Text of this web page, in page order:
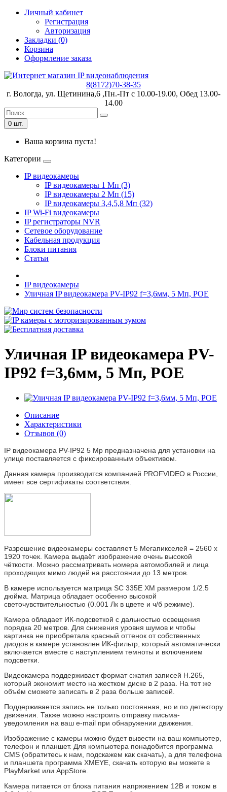
Личный кабинет
Регистрация
Авторизация
Закладки (0)
Корзина
Оформление заказа
8(8172)70-38-35
г. Вологда, ул. Щетинина,6 ,Пн.-Пт с 10.00-19.00, Обед 13.00-
14.00
0 шт.
Ваша корзина пуста!
Категории
IP видеокамеры
IP видеокамеры 1 Мп (3)
IP видеокамеры 2 Мп (15)
IP видеокамеры 3,4,5,8 Мп (32)
IP Wi-Fi видеокамеры
IP регистраторы NVR
Сетевое оборудование
Кабельная продукция
Блоки питания
Статьи
IP видеокамеры
Уличная IP видеокамера PV-IP92 f=3,6мм, 5 Мп, POE
Уличная IP видеокамера PV-
IP92 f=3,6мм, 5 Мп, POE
Описание
Характеристики
Отзывов (0)
IP видеокамера PV-IP92 5 Mp предназначена для установки на
улице поставляется с фиксированным объективом.
Данная камера производится компанией PROFVIDEO в России,
имеет все сертификаты соответствия.
Разрешение видеокамеры составляет 5 Мегапикселей = 2560 х
1920 точек. Камера выдаёт изображение очень высокой
чёткости. Можно рассматривать номера автомобилей и лица
проходящих мимо людей на расстоянии до 13 метров.
В камере используется матрица SC 335E XM размером 1/2.5
дюйма. Матрица обладает особенно высокой
светочувствительностью (0.001 Лк в цвете и ч/б режиме).
Камера обладает ИК-подсветкой с дальностью освещения
порядка 20 метров. Для снижения уровня шумов и чтобы
картинка не приобретала красный оттенок от собственных
диодов в камере установлен ИК-фильтр, который автоматически
включается вместе с наступлением темноты и включением
подсветки.
Видеокамера поддерживает формат сжатия записей H.265,
который экономит место на жестком диске в 2 раза. На тот же
объём сможете записать в 2 раза больше записей.
Поддерживается запись не только постоянная, но и по детектору
движения. Также можно настроить отправку письма-
уведомления на ваш e-mail при обнаружении движения.
Изображение с камеры можно будет вывести на ваш компьютер,
телефон и планшет. Для компьютера понадобится программа
CMS (обратитесь к нам, подскажем как скачать), а для телефона
и планшета программа XMEYE, скачать которую вы можете в
PlayMarket или AppStore.
Камера питается от блока питания напряжением 12В и током в